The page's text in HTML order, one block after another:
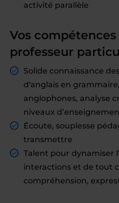
activité parallèle
Vos
professeur
Solide connaissance
d'anglais en
anglophones, analyse
niveaux
Écoute, souplesse
transmettre
Talent pour dynamiser
interactions et de tout
compréhension,